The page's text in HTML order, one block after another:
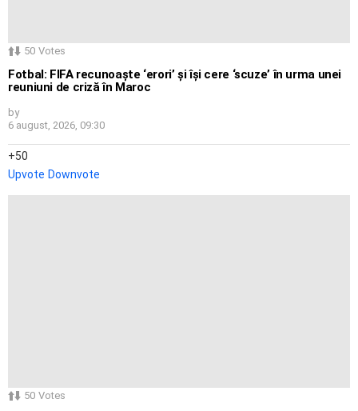
50 Votes
Fotbal: FIFA recunoaște ‘erori’ și își cere ‘scuze’ în urma unei
reuniuni de criză în Maroc
by
6 august, 2026, 09:30
50
Upvote Downvote
50 Votes